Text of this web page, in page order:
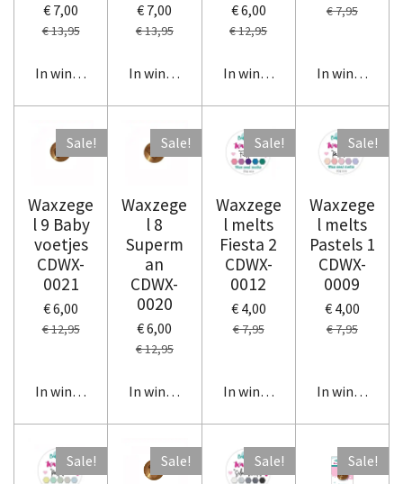
€ 7,00
€ 13,95
In winkelwagen
€ 7,00
€ 13,95
In winkelwagen
€ 6,00
€ 12,95
In winkelwagen
€ 7,95
In
Sale!
Waxzege
l 9 Baby
voetjes
CDWX-
0021
€ 6,00
€ 12,95
In winkelwagen
Sale!
Waxzege
l 8
Superm
an
CDWX-
0020
€ 6,00
€ 12,95
In winkelwagen
Sale!
Waxzege
l melts
Fiesta 2
CDWX-
0012
€ 4,00
€ 7,95
In winkelwagen
Sale!
Waxzege
l melts
Pastels 1
CDWX-
0009
€ 4,00
€ 7,95
In
Sale! Sale! Sale! Sale!